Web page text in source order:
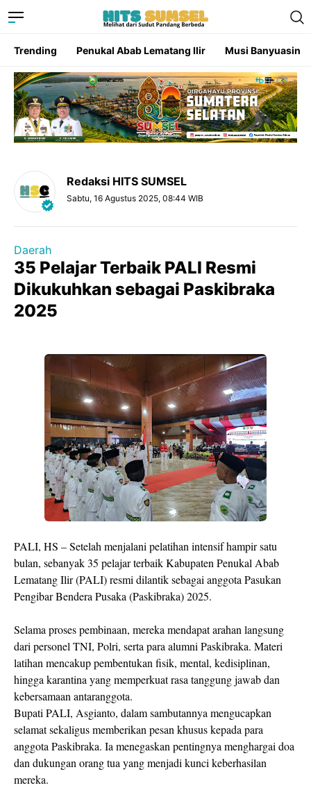
Trending Penukal Abab Lematang Ilir Musi Banyuasin
Redaksi HITS SUMSEL
Sabtu, 16 Agustus 2025, 08:44 WIB
Daerah
35 Pelajar Terbaik PALI Resmi
Dikukuhkan sebagai Paskibraka
2025
PALI, HS – Setelah menjalani pelatihan intensif hampir satu
bulan, sebanyak 35 pelajar terbaik Kabupaten Penukal Abab
Lematang Ilir (PALI) resmi dilantik sebagai anggota Pasukan
Pengibar Bendera Pusaka (Paskibraka) 2025.
Selama proses pembinaan, mereka mendapat arahan langsung
dari personel TNI, Polri, serta para alumni Paskibraka. Materi
latihan mencakup pembentukan fisik, mental, kedisiplinan,
hingga karantina yang memperkuat rasa tanggung jawab dan
kebersamaan antaranggota.
Bupati PALI, Asgianto, dalam sambutannya mengucapkan
selamat sekaligus memberikan pesan khusus kepada para
anggota Paskibraka. Ia menegaskan pentingnya menghargai doa
dan dukungan orang tua yang menjadi kunci keberhasilan
mereka.